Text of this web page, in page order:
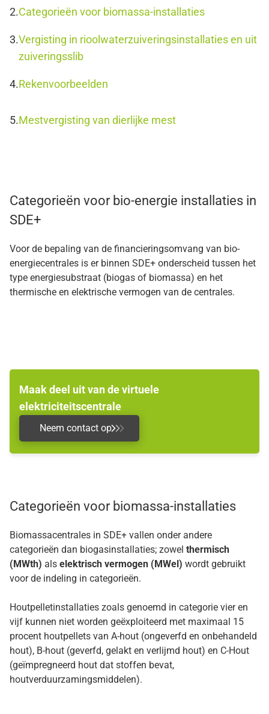
Categorieën voor biomassa-installaties
Vergisting in rioolwaterzuiveringsinstallaties en uit
zuiveringsslib
Rekenvoorbeelden
Mestvergisting van dierlijke mest
Categorieën voor bio-energie installaties in
SDE+
Voor de bepaling van de financieringsomvang van bio-
energiecentrales is er binnen SDE+ onderscheid tussen het
type energiesubstraat (biogas of biomassa) en het
thermische en elektrische vermogen van de centrales.
Maak deel uit van de virtuele
elektriciteitscentrale
Neem contact op
Categorieën voor biomassa-installaties
Biomassacentrales in SDE+ vallen onder andere
categorieën dan biogasinstallaties; zowel thermisch
(MWth) als elektrisch vermogen (MWel) wordt gebruikt
voor de indeling in categorieën.
Houtpelletinstallaties zoals genoemd in categorie vier en
vijf kunnen niet worden geëxploiteerd met maximaal 15
procent houtpellets van A-hout (ongeverfd en onbehandeld
hout), B-hout (geverfd, gelakt en verlijmd hout) en C-Hout
(geïmpregneerd hout dat stoffen bevat,
houtverduurzamingsmiddelen).